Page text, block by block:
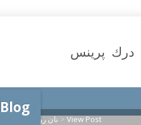
درك پرينس
Blog
>نان روزانه>View Post